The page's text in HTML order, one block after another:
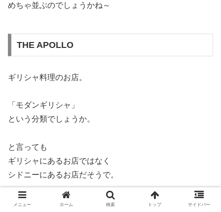
めちゃ並ぶのでしょうかね～
THE APOLLO
ギリシャ料理のお店。
「モダンギリシャ」
という分類でしょうか。
と言っても
ギリシャにあるお店ではなく
シドニーにあるお店だそうで。
日本初上陸。
メニュー ホーム 検索 トップ サイドバー